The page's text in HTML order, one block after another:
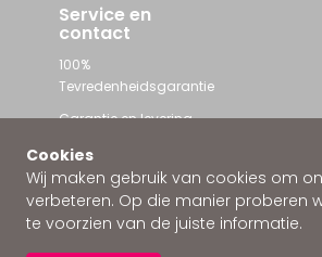
Cookies
Wij maken gebruik van cookies om
verbeteren. Op die manier proberen
te voorzien van de juiste informatie.
Service en
contact
100%
Tevredenheidsgarantie
Garantie en levering
Contact met Wallstars
WhatsApp ons